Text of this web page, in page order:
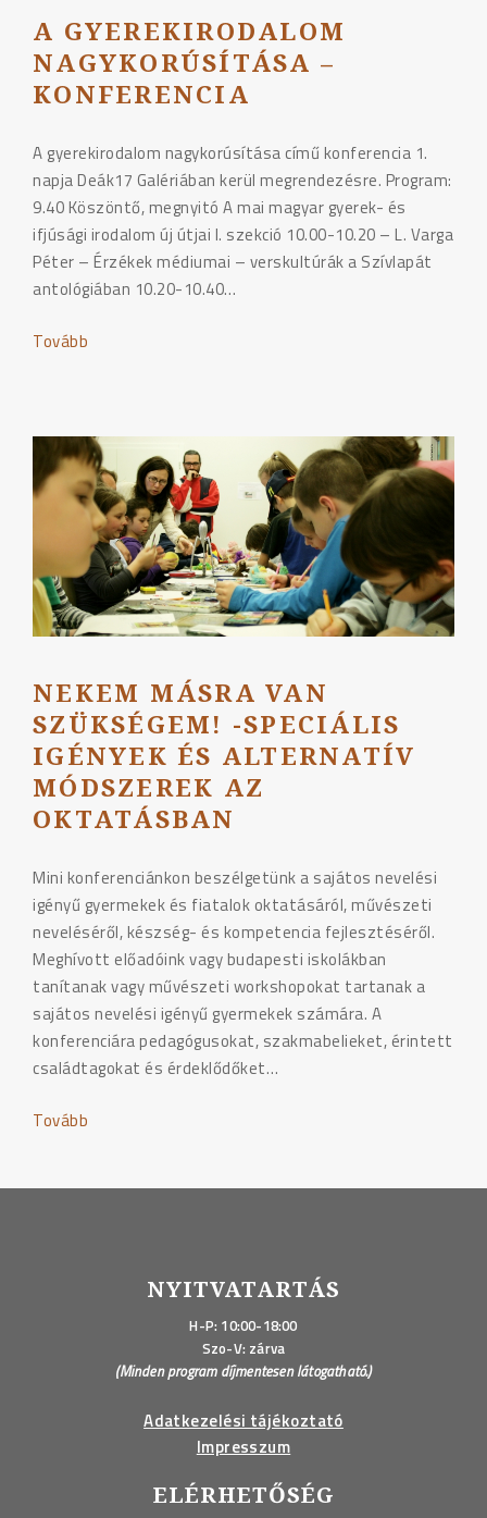
A GYEREKIRODALOM
NAGYKORÚSÍTÁSA –
KONFERENCIA
A gyerekirodalom nagykorúsítása című konferencia 1.
napja Deák17 Galériában kerül megrendezésre. Program:
9.40 Köszöntő, megnyitó A mai magyar gyerek- és
ifjúsági irodalom új útjai I. szekció 10.00-10.20 – L. Varga
Péter – Érzékek médiumai – verskultúrák a Szívlapát
antológiában 10.20-10.40…
Tovább
konferencia"
NEKEM MÁSRA VAN
SZÜKSÉGEM! -SPECIÁLIS
IGÉNYEK ÉS ALTERNATÍV
MÓDSZEREK AZ
OKTATÁSBAN
Mini konferenciánkon beszélgetünk a sajátos nevelési
igényű gyermekek és fiatalok oktatásáról, művészeti
neveléséről, készség- és kompetencia fejlesztéséről.
Meghívott előadóink vagy budapesti iskolákban
tanítanak vagy művészeti workshopokat tartanak a
sajátos nevelési igényű gyermekek számára. A
konferenciára pedagógusokat, szakmabelieket, érintett
családtagokat és érdeklődőket…
Tovább
módszerek
oktatásban"
NYITVATARTÁS
H-P: 10:00-18:00
Szo-V: zárva
(Minden program díjmentesen látogatható.)
Adatkezelési tájékoztató
Impresszum
ELÉRHETŐSÉG